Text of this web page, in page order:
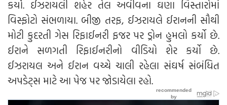
કર્યો. ઈઝરાયલી શહેર તેલ અવીવના ઘણા વિસ્તારોમાં
વિસ્ફોટો સંભળાયા. બીજી તરફ, ઈઝરાયલે ઈરાનની સૌથી
મોટી કુદરતી ગેસ રિફાઈનરી ફજર પર ડ્રોન હુમલો કર્યો છે.
ઈરાને સળગતી રિફાઈનરીનો વીડિયો શેર કર્યો છે.
ઈઝરાયલ અને ઈરાન વચ્ચે ચાલી રહેલા સંઘર્ષ સંબંધિત
અપડેટ્સ માટે આ પેજ પર જોડાયેલા રહો.